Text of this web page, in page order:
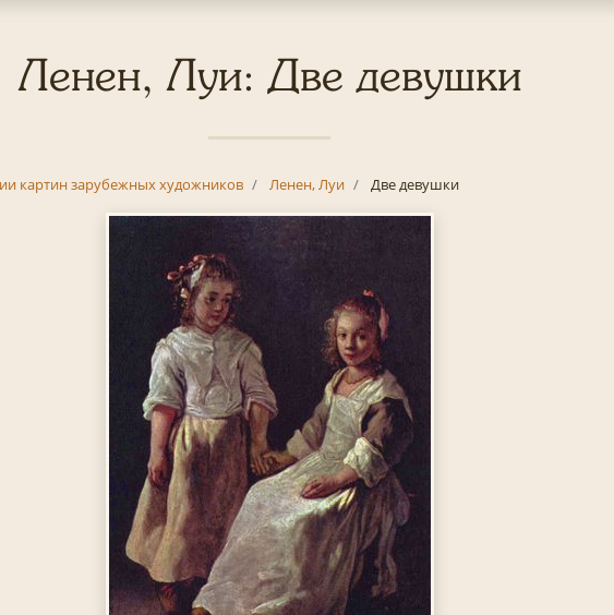
Ленен, Луи: Две девушки
картин зарубежных художников Ленен, Луи Две девушки